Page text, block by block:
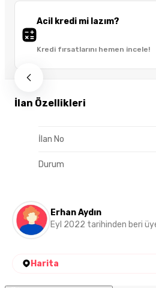
Acil kredi mi lazım?
Kredi fırsatlarını hemen incele!
İlan Özellikleri
İlan No
Durum
Erhan Aydın
Eyl 2022 tarihinden beri
Harita